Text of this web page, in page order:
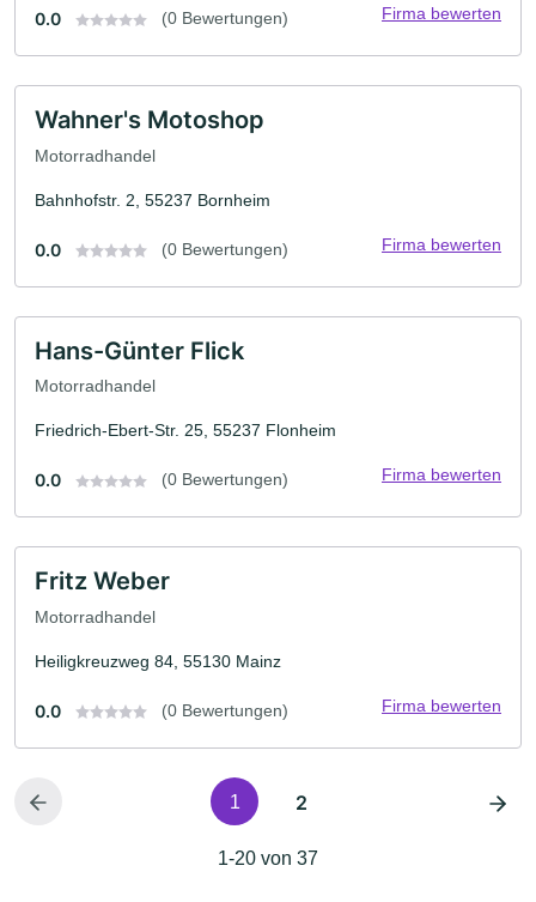
0.0 (0 Bewertungen) Firma bewerten
Wahner's Motoshop
Motorradhandel
Bahnhofstr. 2, 55237 Bornheim
0.0 (0 Bewertungen) Firma bewerten
Hans-Günter Flick
Motorradhandel
Friedrich-Ebert-Str. 25, 55237 Flonheim
0.0 (0 Bewertungen) Firma bewerten
Fritz Weber
Motorradhandel
Heiligkreuzweg 84, 55130 Mainz
0.0 (0 Bewertungen) Firma bewerten
1 2
1-20 von 37